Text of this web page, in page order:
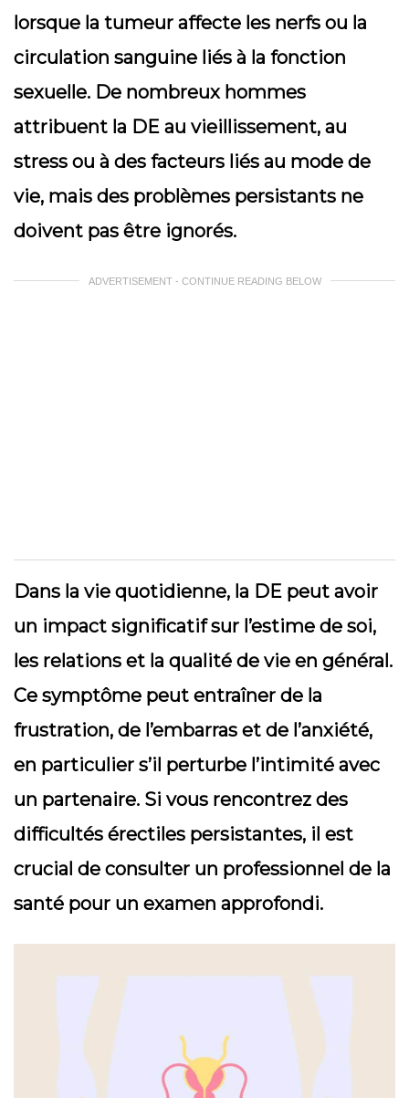
lorsque la tumeur affecte les nerfs ou la
circulation sanguine liés à la fonction
sexuelle. De nombreux hommes
attribuent la DE au vieillissement, au
stress ou à des facteurs liés au mode de
vie, mais des problèmes persistants ne
doivent pas être ignorés.
ADVERTISEMENT - CONTINUE READING BELOW
Dans la vie quotidienne, la DE peut avoir
un impact significatif sur l’estime de soi,
les relations et la qualité de vie en général.
Ce symptôme peut entraîner de la
frustration, de l’embarras et de l’anxiété,
en particulier s’il perturbe l’intimité avec
un partenaire. Si vous rencontrez des
difficultés érectiles persistantes, il est
crucial de consulter un professionnel de la
santé pour un examen approfondi.